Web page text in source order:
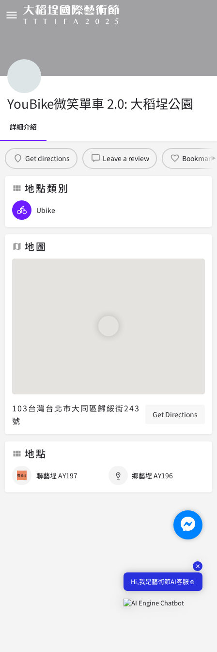
YouBike微笑單車 2.0: 大稻埕公園
詳細介紹
Get directions Leave a review Bookmark
地點類別
Ubike
地圖
103台灣台北市大同區歸綏街243
號
Get Directions
地點
聯藝埕 AY197 鄉藝埕 AY196
✕
Hi,我是藝術節AI客服☺️